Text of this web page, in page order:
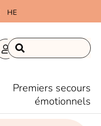
HE
Premiers secours
émotionnels